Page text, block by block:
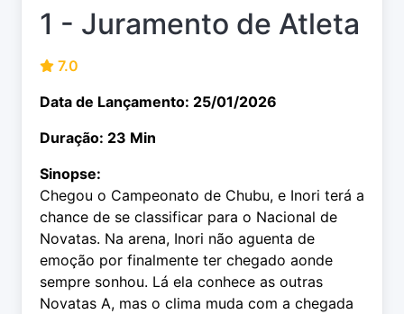
1 - Juramento de Atleta
7.0
Data de Lançamento: 25/01/2026
Duração: 23 Min
Sinopse:
Chegou o Campeonato de Chubu, e Inori terá a
chance de se classificar para o Nacional de
Novatas. Na arena, Inori não aguenta de
emoção por finalmente ter chegado aonde
sempre sonhou. Lá ela conhece as outras
Novatas A, mas o clima muda com a chegada